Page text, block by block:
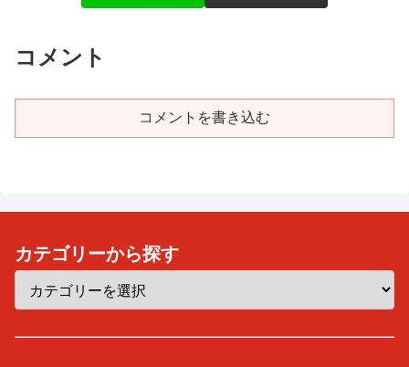
コメント
コメントを書き込む
カテゴリーから探す